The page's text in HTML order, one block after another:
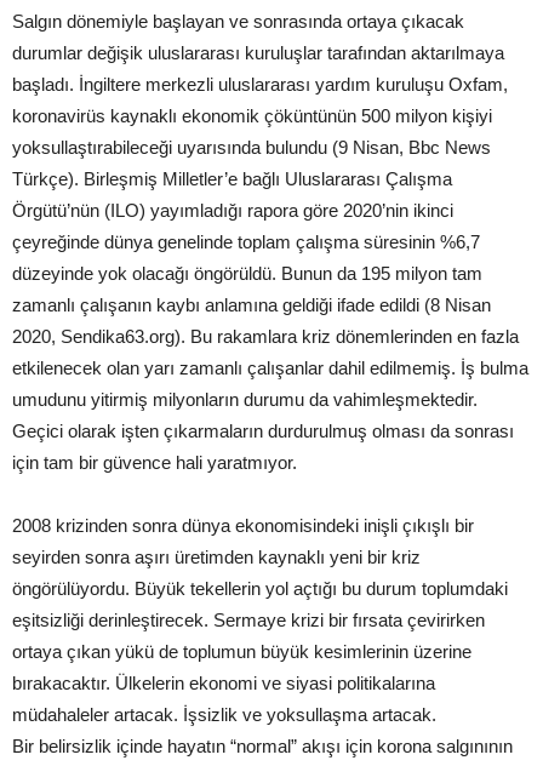
Salgın dönemiyle başlayan ve sonrasında ortaya çıkacak
durumlar değişik uluslararası kuruluşlar tarafından aktarılmaya
başladı. İngiltere merkezli uluslararası yardım kuruluşu Oxfam,
koronavirüs kaynaklı ekonomik çöküntünün 500 milyon kişiyi
yoksullaştırabileceği uyarısında bulundu (9 Nisan, Bbc News
Türkçe). Birleşmiş Milletler’e bağlı Uluslararası Çalışma
Örgütü’nün (ILO) yayımladığı rapora göre 2020’nin ikinci
çeyreğinde dünya genelinde toplam çalışma süresinin %6,7
düzeyinde yok olacağı öngörüldü. Bunun da 195 milyon tam
zamanlı çalışanın kaybı anlamına geldiği ifade edildi (8 Nisan
2020, Sendika63.org). Bu rakamlara kriz dönemlerinden en fazla
etkilenecek olan yarı zamanlı çalışanlar dahil edilmemiş. İş bulma
umudunu yitirmiş milyonların durumu da vahimleşmektedir.
Geçici olarak işten çıkarmaların durdurulmuş olması da sonrası
için tam bir güvence hali yaratmıyor.
2008 krizinden sonra dünya ekonomisindeki inişli çıkışlı bir
seyirden sonra aşırı üretimden kaynaklı yeni bir kriz
öngörülüyordu. Büyük tekellerin yol açtığı bu durum toplumdaki
eşitsizliği derinleştirecek. Sermaye krizi bir fırsata çevirirken
ortaya çıkan yükü de toplumun büyük kesimlerinin üzerine
bırakacaktır. Ülkelerin ekonomi ve siyasi politikalarına
müdahaleler artacak. İşsizlik ve yoksullaşma artacak.
Bir belirsizlik içinde hayatın “normal” akışı için korona salgınının